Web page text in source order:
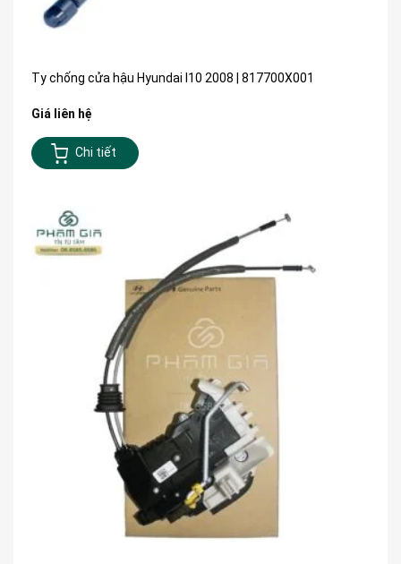
Ty chống cửa hậu Hyundai I10 2008 | 817700X001
Giá liên hệ
Chi tiết